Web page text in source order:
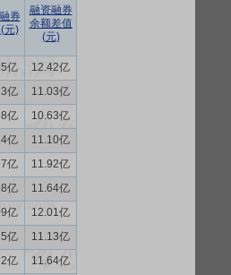
券
元)
融资融券
余额差值
(元)
亿
12.42亿
亿
11.03亿
亿
10.63亿
亿
11.10亿
亿
11.92亿
亿
11.64亿
亿
12.01亿
亿
11.13亿
亿
11.64亿